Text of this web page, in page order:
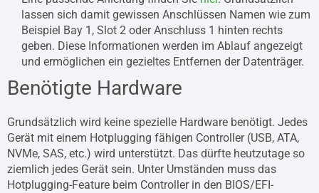
lassen sich damit gewissen Anschlüssen Namen wie zum
Beispiel Bay 1, Slot 2 oder Anschluss 1 hinten rechts
geben. Diese Informationen werden im Ablauf angezeigt
und ermöglichen ein gezieltes Entfernen der Datenträger.
Benötigte Hardware
Grundsätzlich wird keine spezielle Hardware benötigt. Jedes
Gerät mit einem Hotplugging fähigen Controller (USB, ATA,
NVMe, SAS, etc.) wird unterstützt. Das dürfte heutzutage so
ziemlich jedes Gerät sein. Unter Umständen muss das
Hotplugging-Feature beim Controller in den BIOS/EFI-